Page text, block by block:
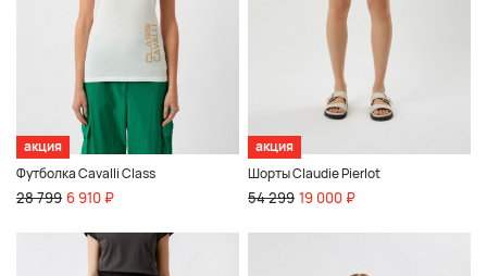
акция
Футболка Cavalli Class
28 799 6 910 ₽
акция
Шорты Claudie Pierlot
54 299 19 000 ₽